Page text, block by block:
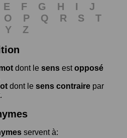
E F G H I
J
O P Q R S
T
Y
Z
dont le sens estopposé
dont le sens contraire par
servent à: